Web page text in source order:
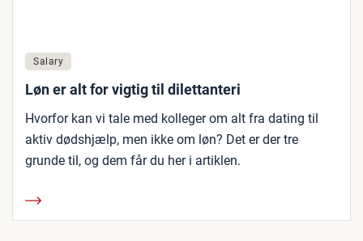
Salary
Løn er alt for vigtig til dilettanteri
Hvorfor kan vi tale med kolleger om alt fra dating til
aktiv dødshjælp, men ikke om løn? Det er der tre
grunde til, og dem får du her i artiklen.